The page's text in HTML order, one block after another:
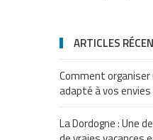
ARTICLES
Comment
adapté à vos envies
La Dordogne : Une